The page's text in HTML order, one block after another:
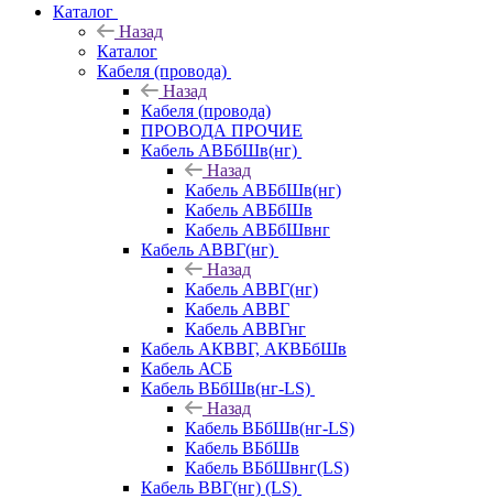
Каталог
Назад
Каталог
Кабеля (провода)
Назад
Кабеля (провода)
ПРОВОДА ПРОЧИЕ
Кабель АВБбШв(нг)
Назад
Кабель АВБбШв(нг)
Кабель АВБбШв
Кабель АВБбШвнг
Кабель АВВГ(нг)
Назад
Кабель АВВГ(нг)
Кабель АВВГ
Кабель АВВГнг
Кабель АКВВГ, АКВБбШв
Кабель АСБ
Кабель ВБбШв(нг-LS)
Назад
Кабель ВБбШв(нг-LS)
Кабель ВБбШв
Кабель ВБбШвнг(LS)
Кабель ВВГ(нг) (LS)